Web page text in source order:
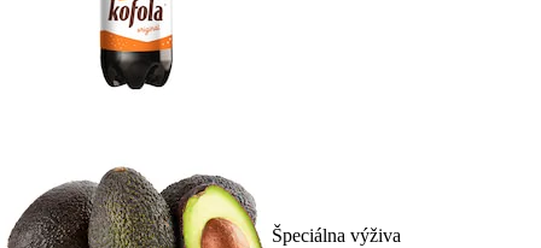
Špeciálna výživa